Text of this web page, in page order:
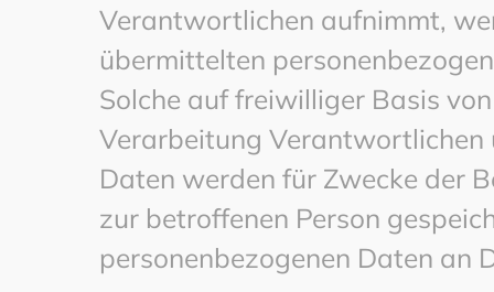
Verantwortlichen aufnimmt,
übermittelten
Solche auf freiwilliger Basis
Verarbeitung
Daten werden für Zwecke der
zur betroffenen Person
personenbezogenen Daten an